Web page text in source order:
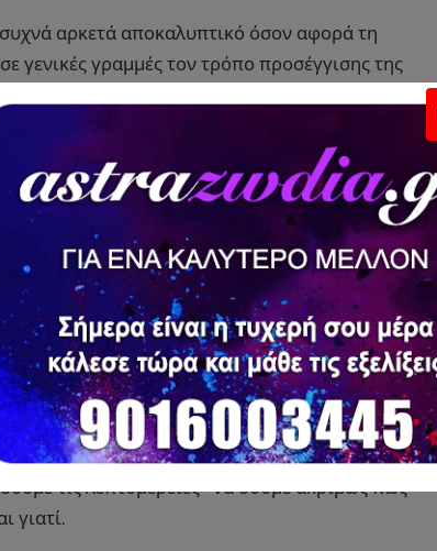
αρκετά αποκαλυπτικό όσον αφορά τη
γενικές γραμμές τον τρόπο προσέγγισης της
της φωτιάς πολύ τονισμένα στους
παρορμητικά και να ζητούν την
μεθοδική και πρακτική προσέγγιση της ζωής.
μερικές φορές ονειροπόλα ή
ευαίσθητα και διορατικά.
των δέκα πλανητών και του Ωροσκόπου
Από αυτούς τους έντεκα συνολικά
στοιχείο δείχνουν μια καθαρή έμφαση
διαμόρφωση αυτού του ατόμου.
ανάλυσης των χαρτών.
τις λεπτομέρειες – να δούμε ακριβώς πως
γιατί.